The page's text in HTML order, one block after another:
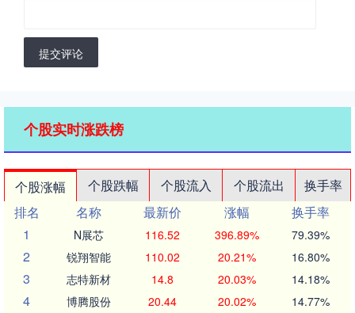
提交评论
个股实时涨跌榜
个股涨幅 个股跌幅 个股流入 个股流出
换手率
排名
名称 最新价 涨幅
换手率
1
N展芯 116.52 396.89% 79.39%
2 锐翔智能 110.02 20.21% 16.80%
3 志特新材 14.8 20.03% 14.18%
4 博腾股份 20.44 20.02% 14.77%